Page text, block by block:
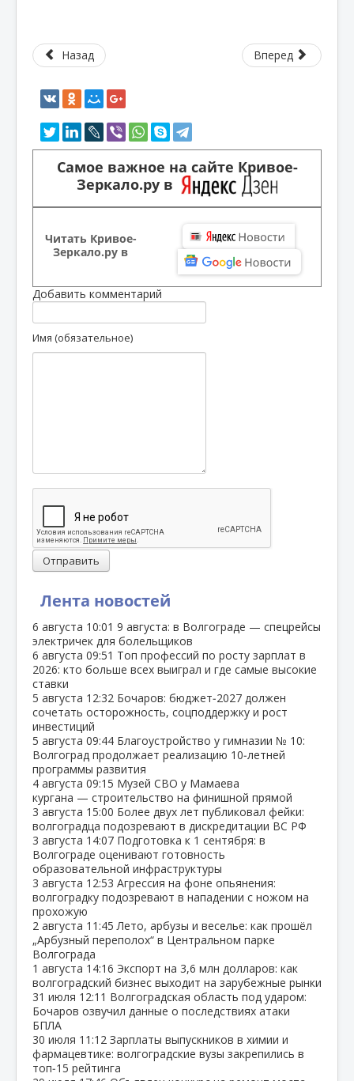
Лента новостей
6 августа 10:01 9 августа: в Волгограде — спецрейсы
электричек для болельщиков
6 августа 09:51 Топ профессий по росту зарплат в
2026: кто больше всех выиграл и где самые высокие
ставки
5 августа 12:32 Бочаров: бюджет‑2027 должен
сочетать осторожность, соцподдержку и рост
инвестиций
5 августа 09:44 Благоустройство у гимназии № 10:
Волгоград продолжает реализацию 10‑летней
программы развития
4 августа 09:15 Музей СВО у Мамаева
кургана — строительство на финишной прямой
3 августа 15:00 Более двух лет публиковал фейки:
волгоградца подозревают в дискредитации ВС РФ
3 августа 14:07 Подготовка к 1 сентября: в
Волгограде оценивают готовность
образовательной инфраструктуры
3 августа 12:53 Агрессия на фоне опьянения:
волгоградку подозревают в нападении с ножом на
прохожую
2 августа 11:45 Лето, арбузы и веселье: как прошёл
„Арбузный переполох“ в Центральном парке
Волгограда
1 августа 14:16 Экспорт на 3,6 млн долларов: как
волгоградский бизнес выходит на зарубежные рынки
31 июля 12:11 Волгоградская область под ударом:
Бочаров озвучил данные о последствиях атаки
БПЛА
30 июля 11:12 Зарплаты выпускников в химии и
фармацевтике: волгоградские вузы закрепились в
топ‑15 рейтинга
Назад Вперед
Самое важное на сайте Кривое-
Зеркало.ру в
Читать Кривое-
Зеркало.ру в
Добавить комментарий
Имя (обязательное)
Отправить